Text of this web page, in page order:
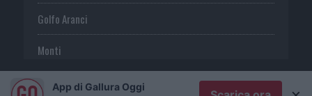
Golfo Aranci
Monti
TeltiApp di Gallura Oggi